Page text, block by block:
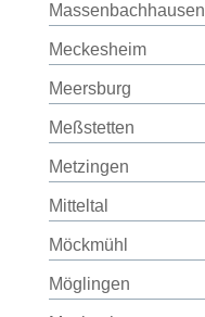
Massenbachhausen
Meckesheim
Meersburg
Meßstetten
Metzingen
Mitteltal
Möckmühl
Möglingen